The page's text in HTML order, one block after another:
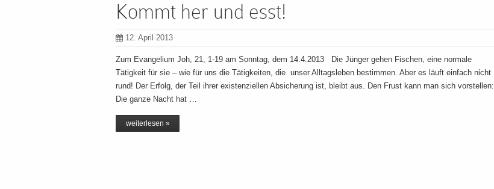
Kommt her und esst!
12. April 2013
Zum Evangelium Joh, 21, 1-19 am Sonntag, dem 14.4.2013 Die Jünger gehen Fischen, eine normale
Tätigkeit für sie – wie für uns die Tätigkeiten, die unser Alltagsleben bestimmen. Aber es läuft einfach nicht
rund! Der Erfolg, der Teil ihrer existenziellen Absicherung ist, bleibt aus. Den Frust kann man sich vorstellen:
Die ganze Nacht hat …
weiterlesen »